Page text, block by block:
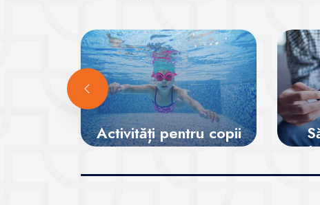
Activități pentru copii
Vezi sălile